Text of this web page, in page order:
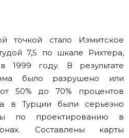
точкой стало Измитское
7,5 по шкале Рихтера,
1999 году. В результате
было разрушено или
50% до 70% процентов
в Турции были серьезно
по проектированию в
Составлены карты